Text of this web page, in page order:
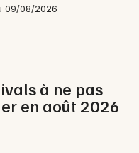
d'Armor
09/08/2026
à ne pas
en août 2026